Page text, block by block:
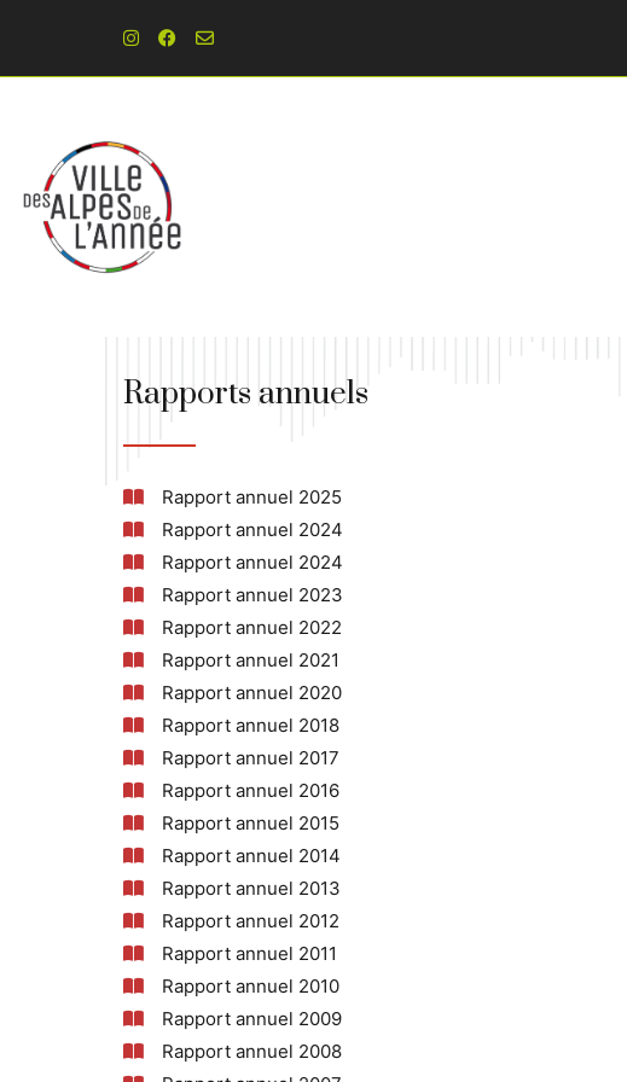
Rapports annuels
Rapport annuel 2025
Rapport annuel 2024
Rapport annuel 2024
Rapport annuel 2023
Rapport annuel 2022
Rapport annuel 2021
Rapport annuel 2020
Rapport annuel 2018
Rapport annuel 2017
Rapport annuel 2016
Rapport annuel 2015
Rapport annuel 2014
Rapport annuel 2013
Rapport annuel 2012
Rapport annuel 2011
Rapport annuel 2010
Rapport annuel 2009
Rapport annuel 2008